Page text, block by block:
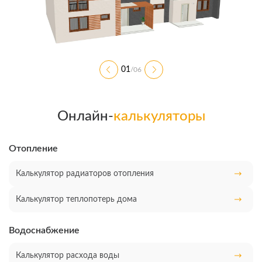
01/06
Онлайн-калькуляторы
Отопление
Калькулятор радиаторов отопления
Калькулятор теплопотерь дома
Водоснабжение
Калькулятор расхода воды